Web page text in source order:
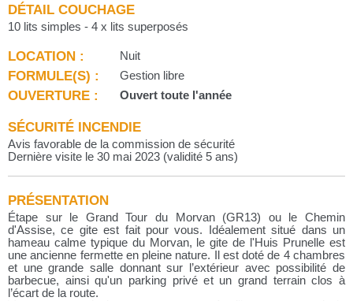
DÉTAIL COUCHAGE
10 lits simples - 4 x lits superposés
LOCATION : Nuit
FORMULE(S) : Gestion libre
OUVERTURE : Ouvert toute l'année
SÉCURITÉ INCENDIE
Avis favorable de la commission de sécurité
Dernière visite le 30 mai 2023 (validité 5 ans)
PRÉSENTATION
Étape sur le Grand Tour du Morvan (GR13) ou le Chemin
d'Assise, ce gite est fait pour vous. Idéalement situé dans un
hameau calme typique du Morvan, le gite de l'Huis Prunelle est
une ancienne fermette en pleine nature. Il est doté de 4 chambres
et une grande salle donnant sur l’extérieur avec possibilité de
barbecue, ainsi qu'un parking privé et un grand terrain clos à
l’écart de la route.